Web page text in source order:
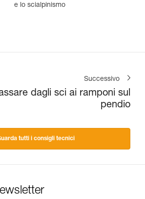
e lo scialpinismo
Successivo
dagli sci ai ramponi sul
pendio
tutti i consigli tecnici